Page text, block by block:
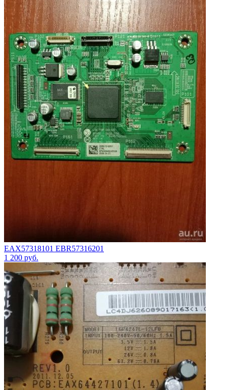
EAX57318101 EBR57316201
1 200 руб.